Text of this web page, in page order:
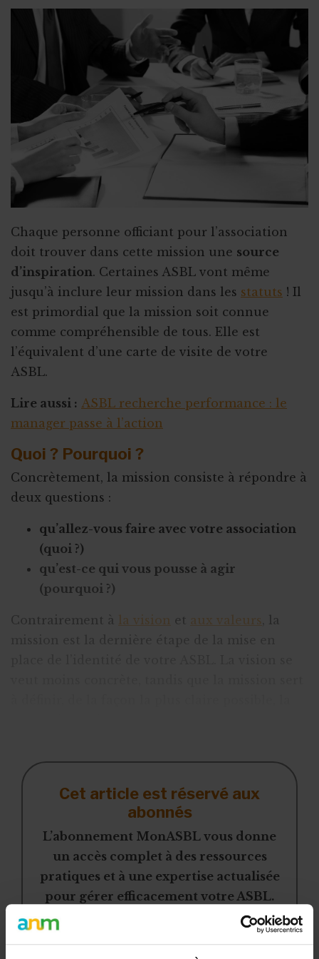
YouTube : référencement et visibilité
Le guide d’utilisation TikTok
Repas : autorisation de l’AFSCA
Chaque personne officiant pour l’association
doit trouver dans cette mission une source
d’inspiration. Certaines ASBL vont même
jusqu’à inclure leur mission dans les statuts ! Il
est primordial que la mission soit connue
comme compréhensible de tous. Elle est
l’équivalent d’une carte de visite de votre
ASBL.
Lire aussi : ASBL recherche performance : le
manager passe à l’action
Quoi ? Pourquoi ?
Concrètement, la mission consiste à répondre à
deux questions :
qu’allez-vous faire avec votre association
(quoi ?)
qu’est-ce qui vous pousse à agir
(pourquoi ?)
Contrairement à la vision et aux valeurs , la
Cet article est réservé aux
abonnés
L’abonnement MonASBL vous donne
un accès complet à des ressources
pratiques et à une expertise actualisée
pour gérer efficacement votre ASBL.
Avec votre abonnement, vous
bénéficiez de :